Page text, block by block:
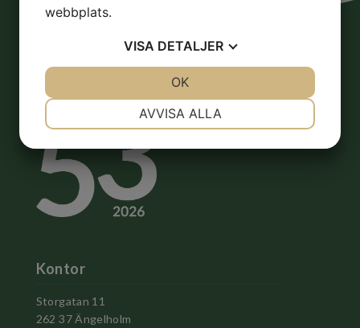
Kontor
Storgatan 11
262 37 Ängelholm
webbplats.
VISA DETALJER
MARKNADSFÖRING
AVVISA ALLA
OK